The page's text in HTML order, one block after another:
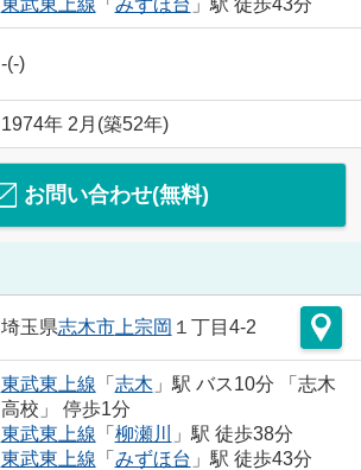
-(-)
1974年 2月(築52年)
お問い合わせ(無料)
埼玉県志木市上宗岡 １丁目4-2
東武東上線 「 志木 」駅 バス10分 「志木
高校」 停歩1分
東武東上線 「 柳瀬川
」駅 徒歩38分
東武東上線 「 みずほ台 」駅 徒歩43分